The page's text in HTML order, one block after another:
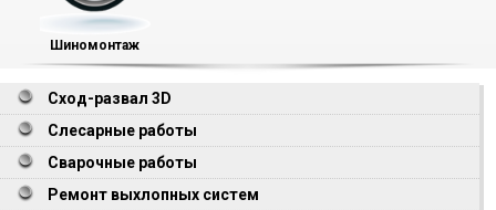
Шиномонтаж
Сход-развал 3D
Слесарные работы
Сварочные работы
Ремонт выхлопных систем